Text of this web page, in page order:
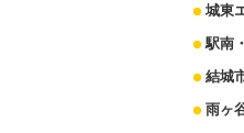
城東
駅南
結城
雨ヶ